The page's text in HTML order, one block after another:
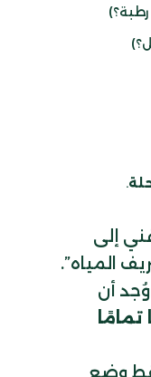
.
فني إلى
المياه”.
وُجد أن
تمامًا
وضع